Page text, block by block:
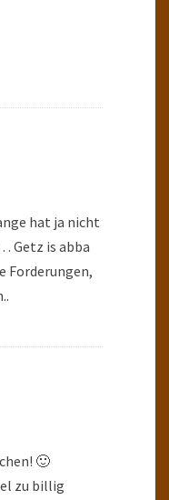
hat ja nicht
Getz is abba
Forderungen,
🙂
zu billig